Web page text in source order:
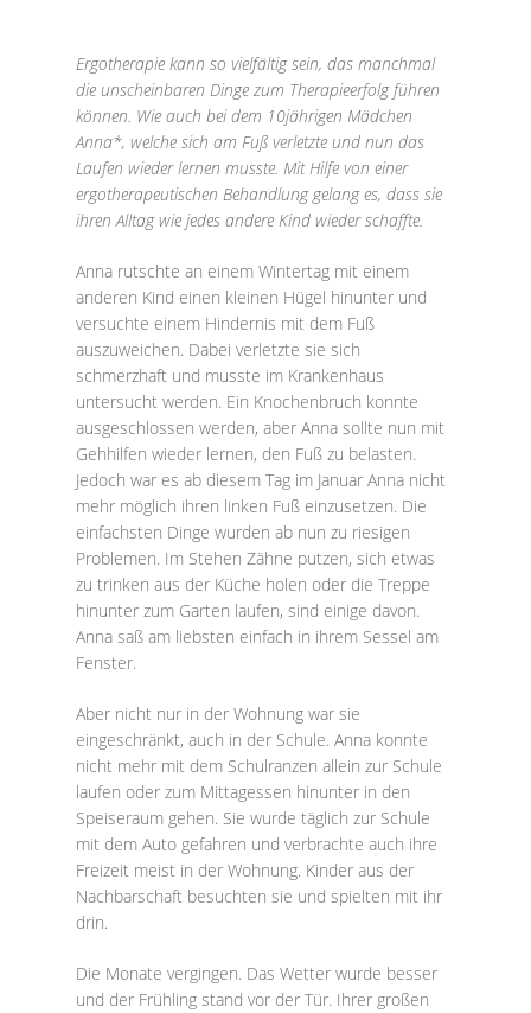
Ergotherapie kann so vielfältig sein, das manchmal
die unscheinbaren Dinge zum Therapieerfolg führen
können. Wie auch bei dem 10jährigen Mädchen
Anna*, welche sich am Fuß verletzte und nun das
Laufen wieder lernen musste. Mit Hilfe von einer
ergotherapeutischen Behandlung gelang es, dass sie
ihren Alltag wie jedes andere Kind wieder schaffte.
Anna rutschte an einem Wintertag mit einem
anderen Kind einen kleinen Hügel hinunter und
versuchte einem Hindernis mit dem Fuß
auszuweichen. Dabei verletzte sie sich
schmerzhaft und musste im Krankenhaus
untersucht werden. Ein Knochenbruch konnte
ausgeschlossen werden, aber Anna sollte nun mit
Gehhilfen wieder lernen, den Fuß zu belasten.
Jedoch war es ab diesem Tag im Januar Anna nicht
mehr möglich ihren linken Fuß einzusetzen. Die
einfachsten Dinge wurden ab nun zu riesigen
Problemen. Im Stehen Zähne putzen, sich etwas
zu trinken aus der Küche holen oder die Treppe
hinunter zum Garten laufen, sind einige davon.
Anna saß am liebsten einfach in ihrem Sessel am
Fenster.
Aber nicht nur in der Wohnung war sie
eingeschränkt, auch in der Schule. Anna konnte
nicht mehr mit dem Schulranzen allein zur Schule
laufen oder zum Mittagessen hinunter in den
Speiseraum gehen. Sie wurde täglich zur Schule
mit dem Auto gefahren und verbrachte auch ihre
Freizeit meist in der Wohnung. Kinder aus der
Nachbarschaft besuchten sie und spielten mit ihr
drin.
Die Monate vergingen. Das Wetter wurde besser
und der Frühling stand vor der Tür. Ihrer großen